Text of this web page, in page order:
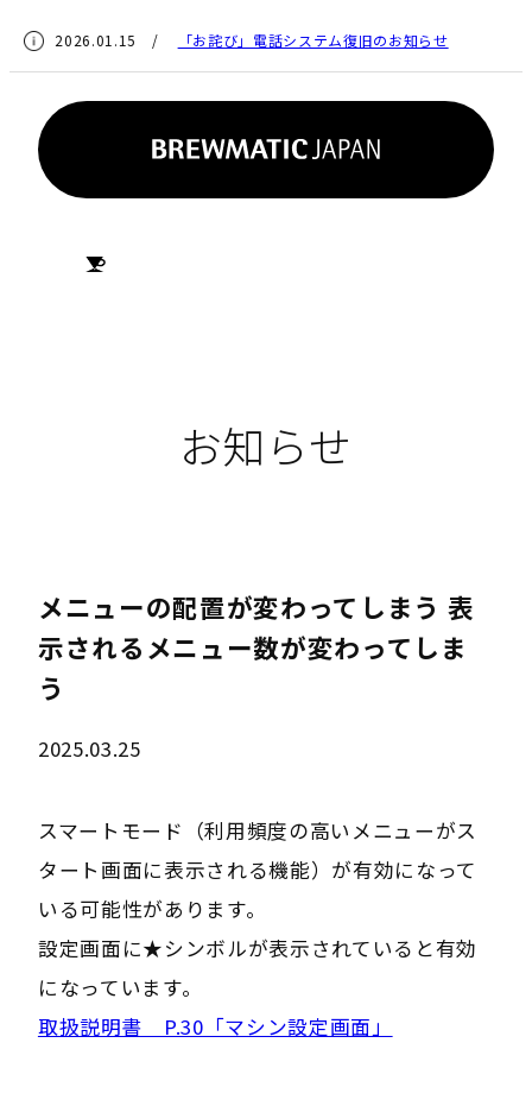
2026.01.15 / 「お詫び」電話システム復旧のお知らせ
お知らせ
メニューの配置が変わってしまう 表
示されるメニュー数が変わってしま
う
2025.03.25
スマートモード（利用頻度の高いメニューがス
タート画面に表示される機能）が有効になって
いる可能性があります。
設定画面に★シンボルが表示されていると有効
になっています。
取扱説明書 P.30「マシン設定画面」